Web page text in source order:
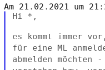
Hi *,
es kommt immer
für eine ML
abmelden